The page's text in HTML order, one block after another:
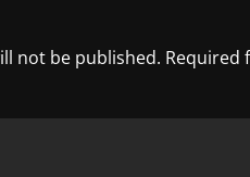
not be published. Required